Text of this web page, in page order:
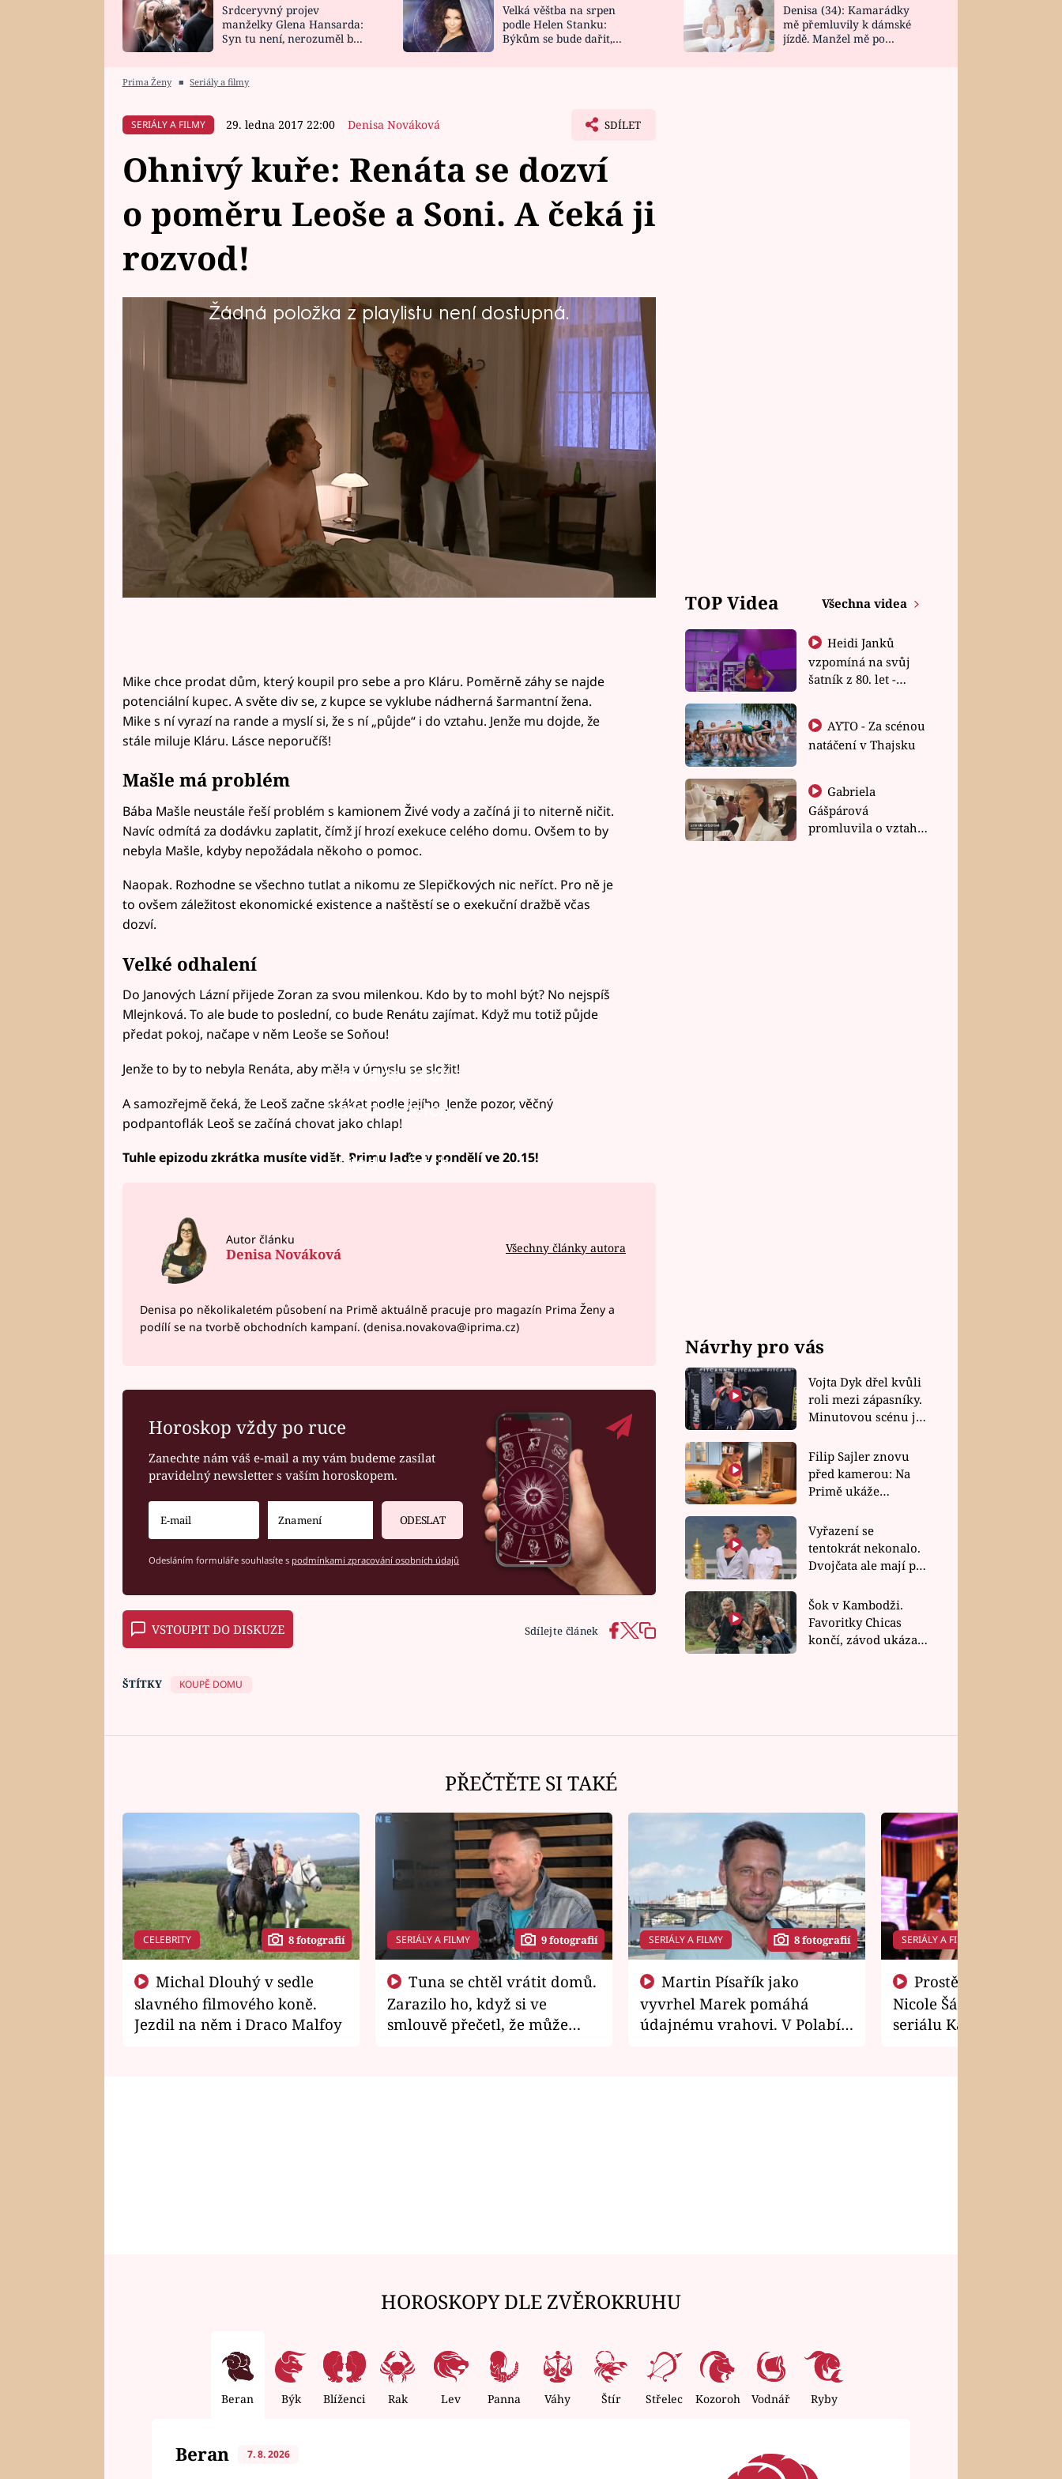
HOROSKOP NA
CELEBRITY
VAŘENÍ
NOVINKY
VIDEORECEPTY
DESIGN
Srdceryvný projev
manželky Glena Hansarda:
Syn tu není, nerozuměl by
Velká věštba na srpen
podle Helen Stanku:
Býkům se bude dařit,
Denisa (34): Kamarádky
mě přemluvily k dámské
jízdě. Manžel mě po
Prima Ženy ■ Seriály a filmy
SERIÁLY A FILMY 29. ledna 2017 22:00 Denisa Nováková SDÍLET
Ohnivý kuře: Renáta se dozví
o poměru Leoše a Soni. A čeká ji
rozvod!
Žádná položka z playlistu není dostupná.
Leoš se všelijak snažil své manželce říct, že se chce rozvést a že
udržuje poměr se Soňou. Renáta ho k tomu ovšem ve své sebejistotě
nepustila. To všechno se změní v pondělní epizodě Ohnivýho kuřete.
Dívejte se od 20.15 na Primě!
Mike chce prodat dům, který koupil pro sebe a pro Kláru. Poměrně záhy se najde
potenciální kupec. A světe div se, z kupce se vyklube nádherná šarmantní žena.
Mike s ní vyrazí na rande a myslí si, že s ní „půjde“ i do vztahu. Jenže mu dojde, že
stále miluje Kláru. Lásce neporučíš!
Mašle má problém
Bába Mašle neustále řeší problém s kamionem Živé vody a začíná ji to niterně ničit.
Navíc odmítá za dodávku zaplatit, čímž jí hrozí exekuce celého domu. Ovšem to by
nebyla Mašle, kdyby nepožádala někoho o pomoc.
Naopak. Rozhodne se všechno tutlat a nikomu ze Slepičkových nic neříct. Pro ně je
to ovšem záležitost ekonomické existence a naštěstí se o exekuční dražbě včas
dozví.
Velké odhalení
Do Janových Lázní přijede Zoran za svou milenkou. Kdo by to mohl být? No nejspíš
Mlejnková. To ale bude to poslední, co bude Renátu zajímat. Když mu totiž půjde
předat pokoj, načape v něm Leoše se Soňou!
Failed to fetch
Jenže to by to nebyla Renáta, aby měla v úmyslu se složit!
Failed to fetch
A samozřejmě čeká, že Leoš začne skákat podle jejího. Jenže pozor, věčný
podpantoflák Leoš se začíná chovat jako chlap!
Failed to fetch
Tuhle epizodu zkrátka musíte vidět. Primu laďte v pondělí ve 20.15!
Autor článku
Denisa Nováková Všechny články autora
Denisa po několikaletém působení na Primě aktuálně pracuje pro magazín Prima Ženy a
podílí se na tvorbě obchodních kampaní. (denisa.novakova@iprima.cz)
Horoskop vždy po ruce
Zanechte nám váš e-mail a my vám budeme zasílat
pravidelný newsletter s vaším horoskopem.
ODESLAT
Odesláním formuláře souhlasíte s podmínkami zpracování osobních údajů
VSTOUPIT DO DISKUZE Sdílejte článek
ŠTÍTKY KOUPĚ DOMU
TOP Videa Všechna videa
Heidi Janků
vzpomíná na svůj
šatník z 80. let -
natáčení v Thajsku
Gabriela
Gášpárová
promluvila o vztahu
Návrhy pro vás
Vojta Dyk dřel kvůli
roli mezi zápasníky.
Minutovou scénu jel
Filip Sajler znovu
před kamerou: Na
Primě ukáže
rychlé recepty
Vyřazení se
tentokrát nekonalo.
Dvojčata ale mají po
závodu nůž na krku
Šok v Kambodži.
Favoritky Chicas
končí, závod ukázal
PŘEČTĚTE SI TAKÉ
CELEBRITY 8 fotografií
slavného filmového koně.
Jezdil na něm i Draco Malfoy
SERIÁLY A FILMY 9 fotografií
Zarazilo ho, když si ve
smlouvě přečetl, že může
SERIÁLY A FILMY 8 fotografií
vyvrhel Marek pomáhá
údajnému vrahovi. V Polabí
SERIÁLY A FILMY
Nicole Šáchová získala
seriálu Kamarádi
HOROSKOPY DLE ZVĚROKRUHU
Beran Býk Blíženci Rak Lev Panna Váhy Štír Střelec Kozoroh Vodnář Ryby
Beran 7. 8. 2026